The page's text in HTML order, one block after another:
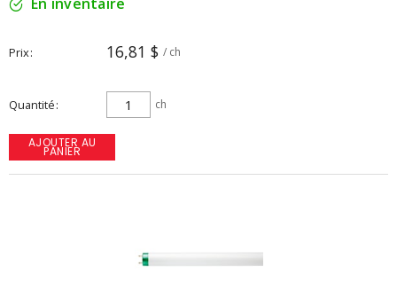
Prix 16,81 $ / ch
Quantité ch
AJOUTER AU
PANIER